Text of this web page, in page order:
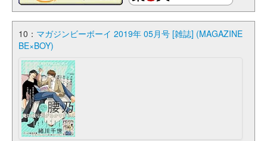
10： マガジンビーボーイ 2019年 05月号 [雑誌] (MAGAZINE
BE×BOY)